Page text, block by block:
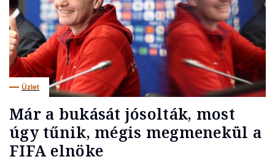
Üzlet
Már a bukását jósolták, most
úgy tűnik, mégis megmenekül a
FIFA elnöke